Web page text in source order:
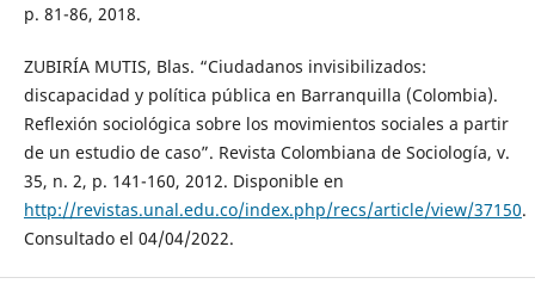
p. 81-86, 2018.
ZUBIRÍA MUTIS, Blas. “Ciudadanos invisibilizados:
discapacidad y política pública en Barranquilla (Colombia).
Reflexión sociológica sobre los movimientos sociales a partir
de un estudio de caso”. Revista Colombiana de Sociología, v.
35, n. 2, p. 141-160, 2012. Disponible en
http://revistas.unal.edu.co/index.php/recs/article/view/37150.
Consultado el 04/04/2022.